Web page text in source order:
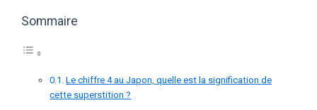
Sommaire
Le chiffre 4 au Japon, quelle est la signification de
cette superstition ?